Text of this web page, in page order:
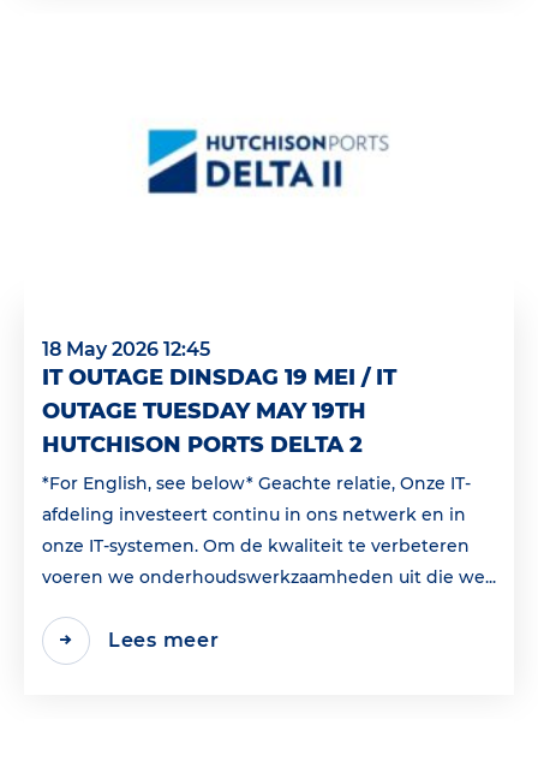
18 May 2026 12:45
IT OUTAGE DINSDAG 19 MEI / IT
OUTAGE TUESDAY MAY 19TH
HUTCHISON PORTS DELTA 2
*For English, see below* Geachte relatie, Onze IT-
afdeling investeert continu in ons netwerk en in
onze IT-systemen. Om de kwaliteit te verbeteren
voeren we onderhoudswerkzaamheden uit die we...
Lees meer